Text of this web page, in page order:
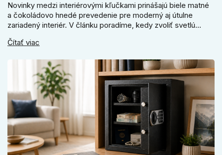
Novinky medzi interiérovými kľučkami prinášajú biele matné
a čokoládovo hnedé prevedenie pre moderný aj útulne
zariadený interiér. V článku poradíme, kedy zvoliť svetlú
ako vyberať medzi okrúhlym a štvorcovým štítom. Nové
Čítať viac